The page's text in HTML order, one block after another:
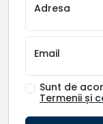
Adresa
Email
Sunt de
Termenii și